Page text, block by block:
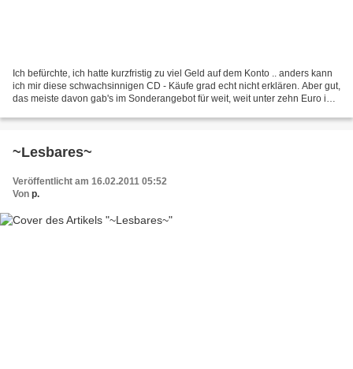
Ich befürchte, ich hatte kurzfristig zu viel Geld auf dem Konto .. anders kann
ich mir diese schwachsinnigen CD - Käufe grad echt nicht erklären. Aber gut,
das meiste davon gab's im Sonderangebot für weit, weit unter zehn Euro in
~Lesbares~
Veröffentlicht am 16.02.2011 05:52
Von p.